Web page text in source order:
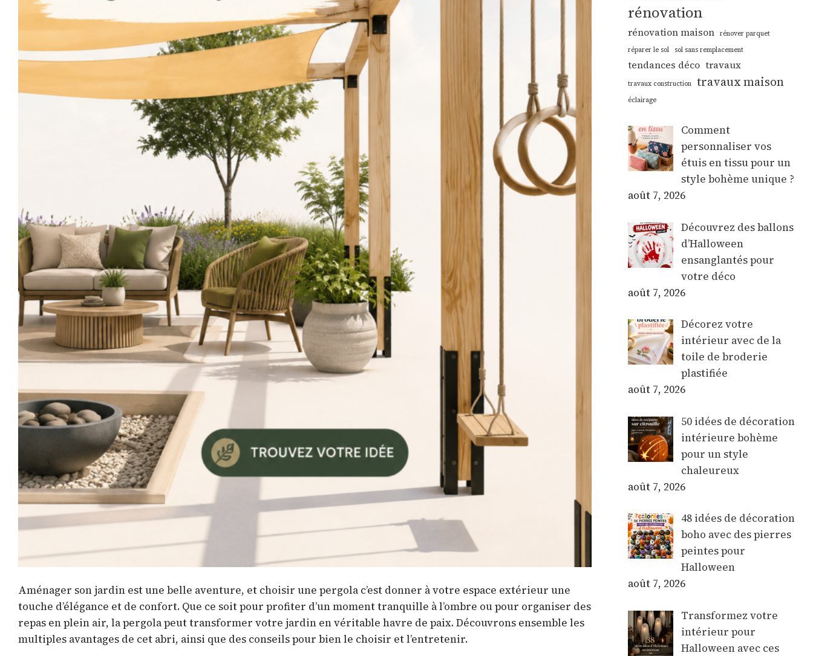
Aménager son jardin est une belle aventure, et choisir une pergola c’est donner à votre espace extérieur une
touche d’élégance et de confort. Que ce soit pour profiter d’un moment tranquille à l’ombre ou pour organiser des
repas en plein air, la pergola peut transformer votre jardin en véritable havre de paix. Découvrons ensemble les
multiples avantages de cet abri, ainsi que des conseils pour bien le choisir et l’entretenir.
rénovation
rénovation maison rénover parquet
réparer le sol sol sans remplacement
tendances déco travaux
travaux construction travaux maison
éclairage
Comment
personnaliser vos
étuis en tissu pour un
style bohème unique ?
août 7, 2026
Découvrez des ballons
d’Halloween
ensanglantés pour
votre déco
août 7, 2026
Décorez votre
intérieur avec de la
toile de broderie
plastifiée
août 7, 2026
50 idées de décoration
intérieure bohème
pour un style
chaleureux
août 7, 2026
48 idées de décoration
boho avec des pierres
peintes pour
Halloween
août 7, 2026
Transformez votre
intérieur pour
Halloween avec ces